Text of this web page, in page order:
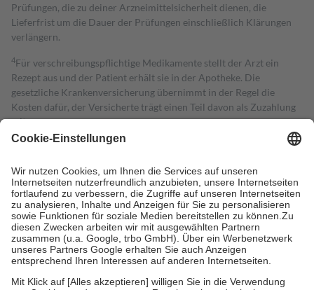
Prüfungen, die zu deiner Arzneimittelsicherheit dienen, die
Lieferfrist um die Dauer der Prüfungen einschließlich Klärungen
verlängern.
4Für verschreibungspflichtige Medikamente stellt der Arzt ein
Rezept aus und der Patient erhält sie in der Apotheke. Die
gesetzliche Krankenversicherung übernimmt in der Regel die
Kosten dafür, der Versicherte trägt einen Teil davon als Zuzahlung
mit.
Grundsätzlich leisten Mitglieder Zuzahlungen in Höhe von zehn
höchstens zehn Euro.
Es sind jedoch nie mehr als die tatsächlichen
Kosten der Leistung zu entrichten.
Diese Regeln gelten grundsätzlich auch für Online-Apotheken.
Bei Heilmitteln und häuslicher Krankenpflege beträgt die
Zuzahlung zehn Prozent der Kosten sowie zehn Euro je
Verordnung.
Um das Engagement der Versicherten für ihre eigene Gesundheit zu
stärken und die besondere Stellung der Familie zu unterstützen,
fallenkeine Zuzahlungenan bei: